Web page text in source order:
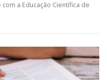
a Educação Científica de